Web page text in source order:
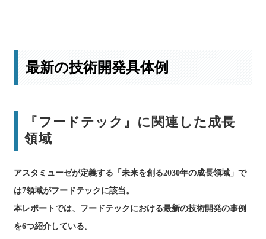
最新の技術開発具体例
『フードテック』に関連した成長
領域
アスタミューゼが定義する「未来を創る2030年の成長領域」で
は7領域がフードテックに該当。
本レポートでは、フードテックにおける最新の技術開発の事例
を6つ紹介している。